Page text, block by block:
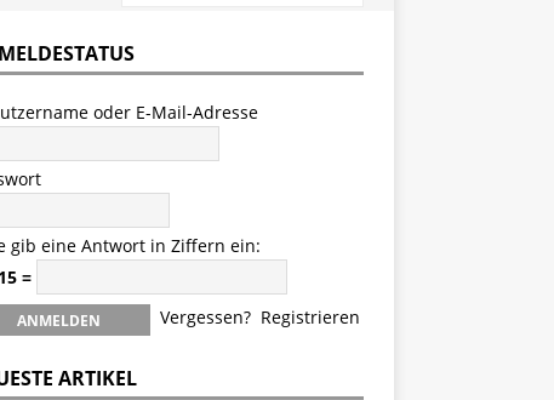
oder E-Mail-Adresse
gib eine Antwort in Ziffern ein:
=
Vergessen? Registrieren
ARTIKEL